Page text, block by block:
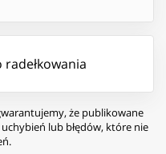
że publikowane
lub błędów, które nie